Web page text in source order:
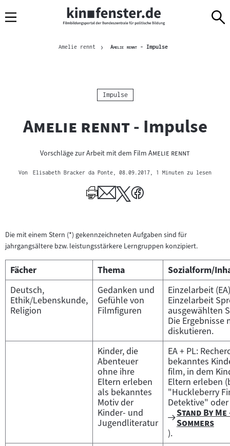
Navigation
zum
zur
Brotkrümelnavigation
Amelie rennt "
Amelie rennt"- ImpulseAktuelle Seite
Kategorie:
Impulse
"
Amelie rennt"
- Impulse
Vorschläge zur Arbeit mit dem Film "
Amelie rennt"
Von Elisabeth Bracker da Ponte , 08.09.2017 , 1 Minuten zu lesen
Die mit einem Stern (*) gekennzeichneten Aufgaben sind für
jahrgangsältere bzw. leistungsstärkere Lerngruppen konzipiert.
Fächer Thema
Sozialform/
Deutsch,
Ethik/Lebenskunde,
Religion
Gedanken und
Gefühle von
Filmfiguren
Einzelarbeit
Einzelarbeit
ausgewählten
Die Ergebnisse
diskutieren.
Kinder, die
Abenteuer
ohne ihre
Eltern erleben
als bekanntes
Motiv der
Kinder- und
Jugendliteratur
EA + PL:
bekanntes
film, in dem
Eltern erleben
"Huckleberry
Detektive" oder
Zum
Filmarchiv:
"
Stand By Me
Sommers"
).